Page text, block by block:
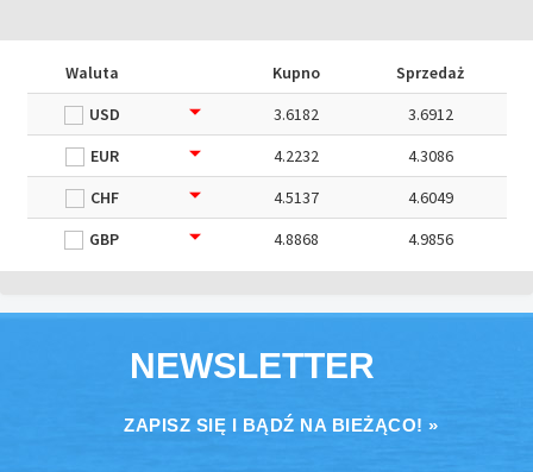
Waluta Kupno
Sprzedaż
USD
3.6182
3.6912
EUR
4.2232
4.3086
CHF
4.5137
4.6049
GBP
4.8868 4.9856
NEWSLETTER
ZAPISZ SIĘ I BĄDŹ NA BIEŻĄCO! »